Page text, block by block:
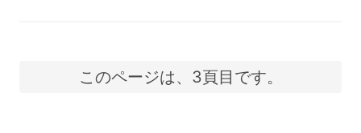
このページは、3頁目です。